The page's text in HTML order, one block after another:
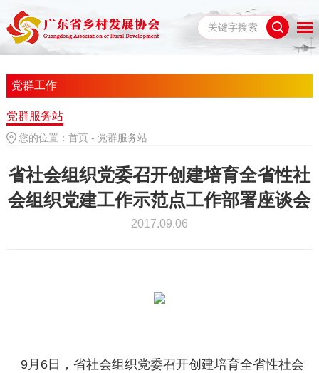
党群工作
党群服务站
您的位置： 首页 - 党群服务站
省社会组织党委召开创建培育全省性社
会组织党建工作示范点工作部署座谈会
2017.09.06
9月6日，省社会组织党委召开创建培育全省性社会